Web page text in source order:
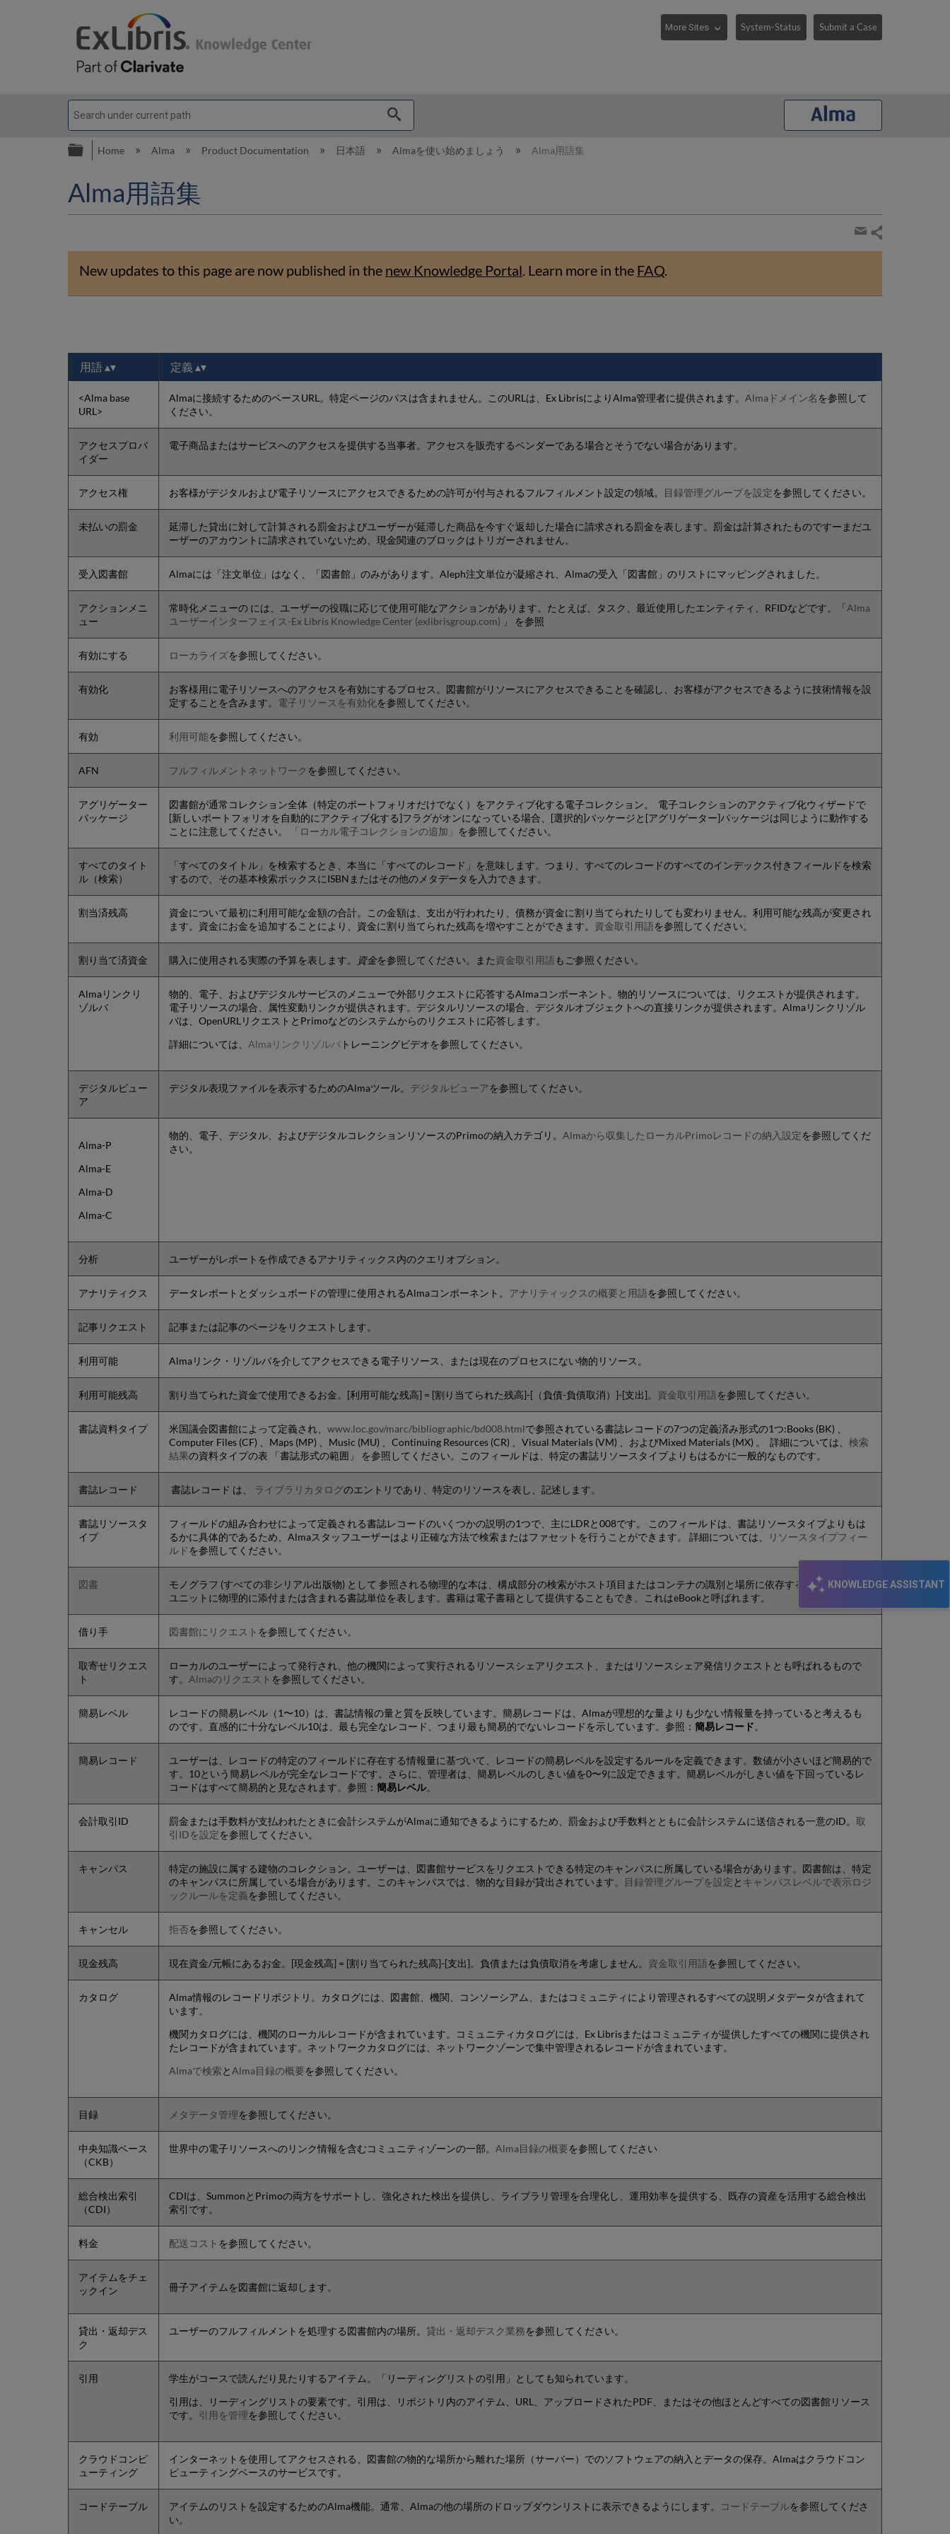
System-Status Submit a Case
KNOWLEDGE ASSISTANT
Expand/collapse global hierarchy
Home Alma Product Documentation 日本語 Almaを使い始めましょう Alma用語集
Alma用語集
Share
page
Share
New updates to this page are now published in the new Knowledge Portal. Learn more in the FAQ.
用語 定義
<Alma base
URL>
Almaに接続するためのベースURL。特定ページのパスは含まれません。このURLは、Ex LibrisによりAlma管理者に提供されます。 Almaドメイン名 を参照して
ください。
アクセスプロバ
イダー
電子商品またはサービスへのアクセスを提供する当事者。アクセスを販売するベンダーである場合とそうでない場合があります。
アクセス権 お客様がデジタルおよび電子リソースにアクセスできるための許可が付与されるフルフィルメント設定の領域。 目録管理グループを設定を参照してください。
未払いの罰金
延滞した貸出に対して計算される罰金およびユーザーが延滞した商品を今すぐ返却した場合に請求される罰金を表します。罰金は計算されたものですーまだユ
ーザーのアカウントに請求されていないため、現金関連のブロックはトリガーされません。
受入図書館 Almaには「注文単位」はなく、「図書館」のみがあります。Aleph注文単位が凝縮され、Almaの受入「図書館」のリストにマッピングされました。
アクションメニ
ュー
常時化メニューの には、ユーザーの役職に応じて使用可能なアクションがあります。たとえば、タスク、最近使用したエンティティ、RFIDなどです。「Alma
ユーザーインターフェイス-Ex Libris Knowledge Center (exlibrisgroup.com) 」 を参照
有効にする ローカライズを参照してください。
有効化
お客様用に電子リソースへのアクセスを有効にするプロセス。図書館がリソースにアクセスできることを確認し、お客様がアクセスできるように技術情報を設
定することを含みます。 電子リソースを有効化を参照してください。
有効 利用可能を参照してください。
AFN フルフィルメントネットワーク を参照してください。
アグリゲーター
パッケージ
図書館が通常コレクション全体（特定のポートフォリオだけでなく）をアクティブ化する電子コレクション。 電子コレクションのアクティブ化ウィザードで
[新しいポートフォリオを自動的にアクティブ化する]フラグがオンになっている場合、[選択的]パッケージと[アグリゲーター]パッケージは同じように動作する
ことに注意してください。
「ローカル電子コレクションの追加」 を参照してください。
すべてのタイト
ル（検索）
「すべてのタイトル」を検索するとき、本当に「すべてのレコード」を意味します。つまり、すべてのレコードのすべてのインデックス付きフィールドを検索
するので、その基本検索ボックスにISBNまたはその他のメタデータを入力できます。
割当済残高
資金について最初に利用可能な金額の合計。この金額は、支出が行われたり、債務が資金に割り当てられたりしても変わりません。利用可能な残高が変更され
ます。資金にお金を追加することにより、資金に割り当てられた残高を増やすことができます。 資金取引用語を参照してください。
割り当て済資金 購入に使用される実際の予算を表します。 資金を参照してください。また資金取引用語もご参照ください。
Almaリンクリ
ゾルバ
物的、電子、およびデジタルサービスのメニューで外部リクエストに応答するAlmaコンポーネント。物的リソースについては、リクエストが提供されます。
電子リソースの場合、属性変動リンクが提供されます。デジタルリソースの場合、デジタルオブジェクトへの直接リンクが提供されます。Almaリンクリゾル
バは、OpenURLリクエストとPrimoなどのシステムからのリクエストに応答します。
詳細については、 Almaリンクリゾルバ トレーニングビデオを参照してください。
デジタルビュー
ア
デジタル表現ファイルを表示するためのAlmaツール。 デジタルビューアを参照してください。
Alma-P
Alma-E
Alma-D
Alma-C
物的、電子、デジタル、およびデジタルコレクションリソースのPrimoの納入カテゴリ。 Almaから収集したローカルPrimoレコードの納入設定を参照してくだ
さい。
分析 ユーザーがレポートを作成できるアナリティックス内のクエリオプション。
アナリティクス データレポートとダッシュボードの管理に使用されるAlmaコンポーネント。 アナリティックスの概要と用語を参照してください。
記事リクエスト 記事または記事のページをリクエストします。
利用可能 Almaリンク・リゾルバを介してアクセスできる電子リソース、または現在のプロセスにない物的リソース。
利用可能残高 割り当てられた資金で使用できるお金。[利用可能な残高] = [割り当てられた残高]-[（負債-負債取消）]-[支出]。 資金取引用語を参照してください。
書誌資料タイプ 米国議会図書館によって定義され、 www.loc.gov/marc/bibliographic/bd008.htmlで参照されている書誌レコードの7つの定義済み形式の1つ:Books (BK) 、
Computer Files (CF) 、Maps (MP) 、Music (MU) 、Continuing Resources (CR) 、Visual Materials (VM) 、およびMixed Materials (MX) 。 詳細については、 検索
結果の資料タイプの表 「書誌形式の範囲」 を参照してください。このフィールドは、特定の書誌リソースタイプよりもはるかに一般的なものです。
書誌レコード 書誌レコード は、 ライブラリカタログのエントリであり、特定のリソースを表し、記述します。
書誌リソースタ
イプ
フィールドの組み合わせによって定義される書誌レコードのいくつかの説明の1つで、主にLDRと008です。 このフィールドは、書誌リソースタイプよりもは
るかに具体的であるため、Almaスタッフユーザーはより正確な方法で検索またはファセットを行うことができます。 詳細については、
リソースタイプフィー
ルド を参照してください。
図書
モノグラフ (すべての非シリアル出版物) として 参照される物理的な本は、構成部分の検索がホスト項目またはコンテナの識別と場所に依存するように、別の
ユニットに物理的に添付または含まれる書誌単位を表します。書籍は電子書籍として提供することもでき、これはeBookと呼ばれます。
借り手 図書館にリクエスト を参照してください。
取寄せリクエス
ト
ローカルのユーザーによって発行され、他の機関によって実行されるリソースシェアリクエスト、またはリソースシェア発信リクエストとも呼ばれるもので
す。 Almaのリクエスト を参照してください。
簡易レベル
レコードの簡易レベル（1〜10）は、書誌情報の量と質を反映しています。簡易レコードは、Almaが理想的な量よりも少ない情報量を持っていると考えるも
のです。直感的に十分なレベル10は、最も完全なレコード、つまり最も簡易的でないレコードを示しています。参照： 簡易レコード。
簡易レコード
ユーザーは、レコードの特定のフィールドに存在する情報量に基づいて、レコードの簡易レベルを設定するルールを定義できます。数値が小さいほど簡易的で
す。10という簡易レベルが完全なレコードです。さらに、管理者は、簡易レベルのしきい値を0〜9に設定できます。簡易レベルがしきい値を下回っているレ
コードはすべて簡易的と見なされます。参照： 簡易レベル。
会計取引ID 罰金または手数料が支払われたときに会計システムがAlmaに通知できるようにするため、罰金および手数料とともに会計システムに送信される一意のID。 取
引IDを設定を参照してください。
キャンパス
特定の施設に属する建物のコレクション。ユーザーは、図書館サービスをリクエストできる特定のキャンパスに所属している場合があります。図書館は、特定
のキャンパスに所属している場合があります。このキャンパスでは、物的な目録が貸出されています。
目録管理グループを設定と キャンパスレベルで表示ロジ
ックルールを定義を参照してください。
キャンセル 拒否を参照してください。
現金残高 現在資金/元帳にあるお金。[現金残高] = [割り当てられた残高]-[支出]。負債または負債取消を考慮しません。 資金取引用語を参照してください。
カタログ
Alma情報のレコードリポジトリ。カタログには、図書館、機関、コンソーシアム、またはコミュニティにより管理されるすべての説明メタデータが含まれて
います。
機関カタログには、機関のローカルレコードが含まれています。コミュニティカタログには、Ex Librisまたはコミュニティが提供したすべての機関に提供され
たレコードが含まれています。ネットワークカタログには、ネットワークゾーンで集中管理されるレコードが含まれています。
Almaで検索とAlma目録の概要を参照してください。
目録 メタデータ管理を参照してください。
中央知識ベース
（CKB）
世界中の電子リソースへのリンク情報を含むコミュニティゾーンの一部。 Alma目録の概要を参照してください
総合検出索引
（CDI）
CDIは、SummonとPrimoの両方をサポートし、強化された検出を提供し、ライブラリ管理を合理化し、運用効率を提供する、既存の資産を活用する総合検出
索引です。
料金 配送コスト を参照してください。
アイテムをチェ
ックイン
冊子アイテムを図書館に返却します。
貸出・返却デス
ク
ユーザーのフルフィルメントを処理する図書館内の場所。 貸出・返却デスク業務を参照してください。
引用
学生がコースで読んだり見たりするアイテム。「リーディングリストの引用」としても知られています。
引用は、リーディングリストの要素です。引用は、リポジトリ内のアイテム、URL、アップロードされたPDF、またはその他ほとんどすべての図書館リソース
です。 引用を管理を参照してください。
クラウドコンピ
ューティング
インターネットを使用してアクセスされる、図書館の物的な場所から離れた場所（サーバー）でのソフトウェアの納入とデータの保存。Almaはクラウドコン
ピューティングベースのサービスです。
コードテーブル アイテムのリストを設定するためのAlma機能。通常、Almaの他の場所のドロップダウンリストに表示できるようにします。 コードテーブルを参照してくださ
い。